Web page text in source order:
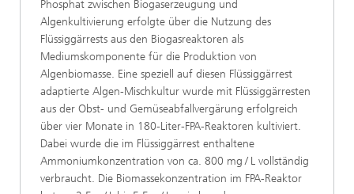
Phosphat zwischen Biogaserzeugung und
Algenkultivierung erfolgte über die Nutzung des
Flüssiggärrests aus den Biogasreaktoren als
Mediumskomponente für die Produktion von
Algenbiomasse. Eine speziell auf diesen Flüssiggärrest
adaptierte Algen-Mischkultur wurde mit Flüssiggärresten
aus der Obst- und Gemüseabfallvergärung erfolgreich
über vier Monate in 180-Liter-FPA-Reaktoren kultiviert.
Dabei wurde die im Flüssiggärrest enthaltene
Ammoniumkonzentration von ca. 800 mg / L vollständig
verbraucht. Die Biomassekonzentration im FPA-Reaktor